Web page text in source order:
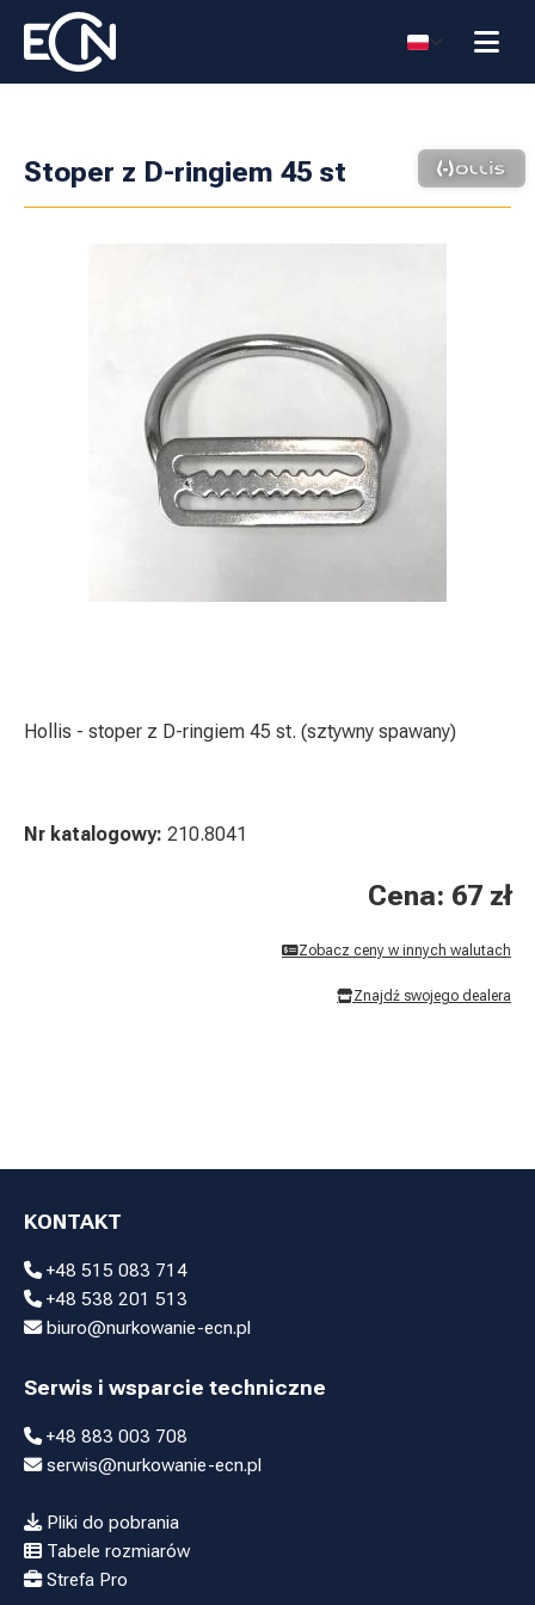
Stoper z D-ringiem 45 st
Hollis - stoper z D-ringiem 45 st. (sztywny spawany)
Nr katalogowy: 210.8041
Cena: 67 zł
Zobacz ceny w innych walutach
Znajdź swojego dealera
KONTAKT
+48 515 083 714
+48 538 201 513
biuro@nurkowanie-ecn.pl
Serwis i wsparcie techniczne
+48 883 003 708
serwis@nurkowanie-ecn.pl
Pliki do pobrania
Tabele rozmiarów
Strefa Pro